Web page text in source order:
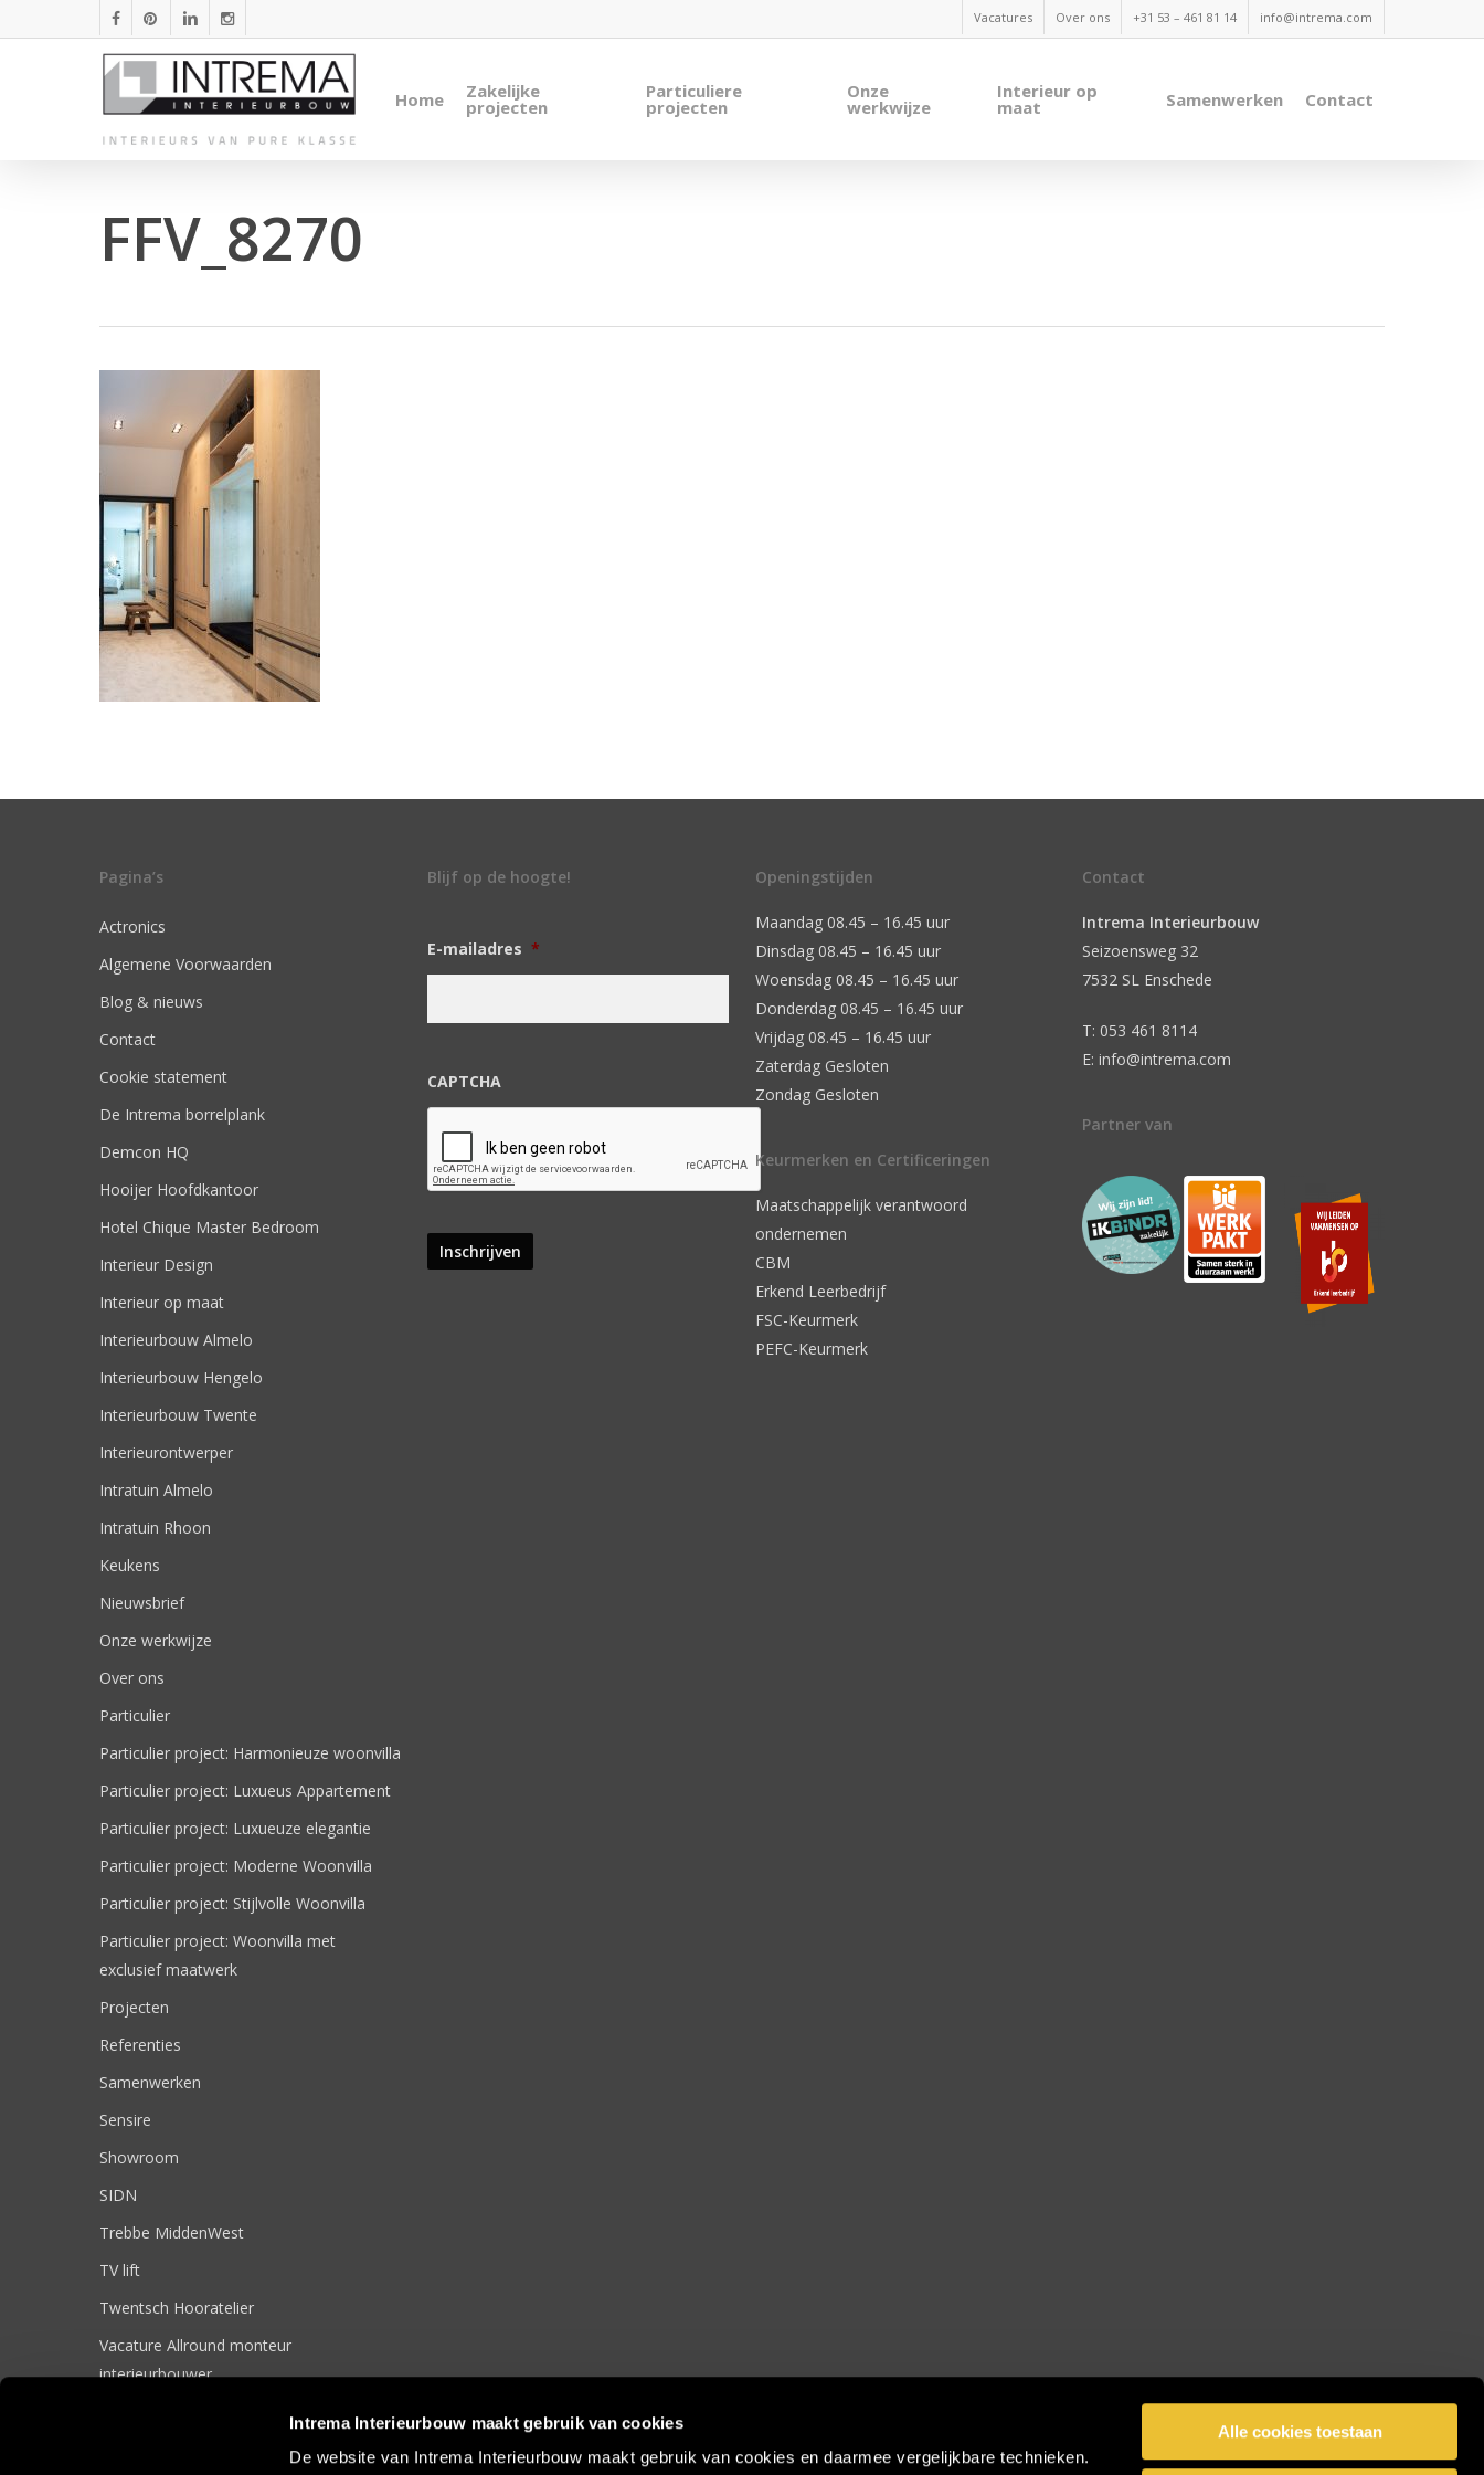
Intrema Interieurbouw maakt gebruik van cookies
De website van Intrema Interieurbouw maakt gebruik van cookies en daarmee vergelijkbare technieken.
Alle cookies toestaan
to
facebookpinterestlinkedininstagram Vacatures Over ons +31 53 – 461 81 14 info@intrema.com
Home Zakelijke
projecten
Particuliere
projecten
Onze
werkwijze
Interieur op
maat Samenwerken Contact
FFV_8270
Pagina’s
Actronics
Algemene Voorwaarden
Blog & nieuws
Contact
Cookie statement
De Intrema borrelplank
Demcon HQ
Hooijer Hoofdkantoor
Hotel Chique Master Bedroom
Interieur Design
Interieur op maat
Interieurbouw Almelo
Interieurbouw Hengelo
Interieurbouw Twente
Interieurontwerper
Intratuin Almelo
Intratuin Rhoon
Keukens
Nieuwsbrief
Onze werkwijze
Over ons
Particulier
Particulier project: Harmonieuze woonvilla
Particulier project: Luxueus Appartement
Particulier project: Luxueuze elegantie
Particulier project: Moderne Woonvilla
Particulier project: Stijlvolle Woonvilla
Particulier project: Woonvilla met
exclusief maatwerk
Projecten
Referenties
Samenwerken
Sensire
Showroom
SIDN
Trebbe MiddenWest
TV lift
Twentsch Hooratelier
Vacature Allround monteur
interieurbouwer
Blijf op de hoogte!
E-mailadres *
CAPTCHA
Openingstijden
Maandag 08.45 – 16.45 uur
Dinsdag 08.45 – 16.45 uur
Woensdag 08.45 – 16.45 uur
Donderdag 08.45 – 16.45 uur
Vrijdag 08.45 – 16.45 uur
Zaterdag Gesloten
Zondag Gesloten
Keurmerken en Certificeringen
Maatschappelijk verantwoord
ondernemen
CBM
Erkend Leerbedrijf
FSC-Keurmerk
PEFC-Keurmerk
Contact
Intrema Interieurbouw
Seizoensweg 32
7532 SL Enschede
T: 053 461 8114
E: info@intrema.com
Partner van